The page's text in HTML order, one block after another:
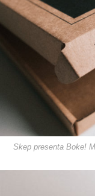
Skep presenta Boke!